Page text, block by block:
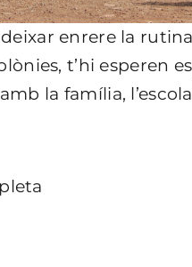
enrere la
t’hi esperen
la família,